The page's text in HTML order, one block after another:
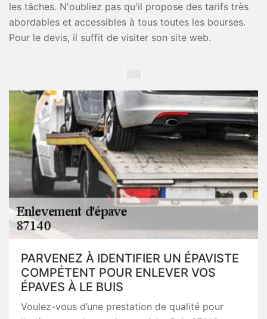
les tâches. N'oubliez pas qu'il propose des tarifs très
abordables et accessibles à tous toutes les bourses.
Pour le devis, il suffit de visiter son site web.
PARVENEZ À IDENTIFIER UN ÉPAVISTE
COMPÉTENT POUR ENLEVER VOS
ÉPAVES À LE BUIS
Voulez-vous d’une prestation de qualité pour